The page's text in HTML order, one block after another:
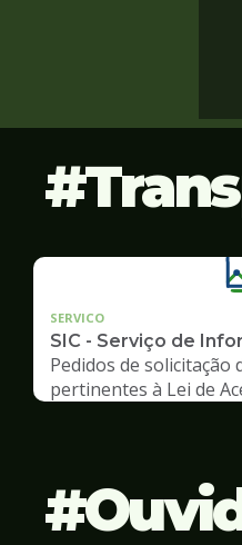
SERVICO
SIC - Serviço de
Pedidos de solicitação
pertinentes à Lei de